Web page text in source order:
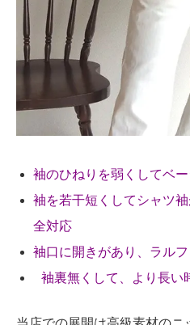
袖のひねりを弱くしてベ
袖を若干短くしてシャツ
全対応
袖口に開きがあり、ラル
袖裏無くして、より長い